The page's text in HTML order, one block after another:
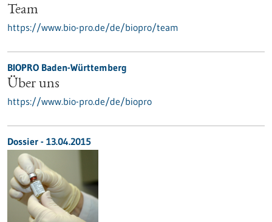
Team
https://www.bio-pro.de/de/biopro/team
BIOPRO Baden-Württemberg
Über uns
https://www.bio-pro.de/de/biopro
Dossier - 13.04.2015